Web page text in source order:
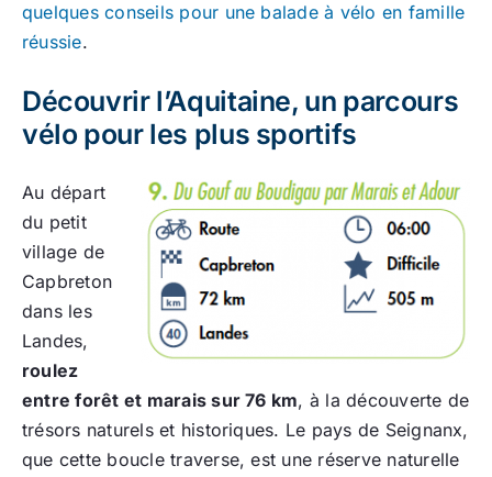
quelques conseils pour une balade à vélo en famille
réussie.
Découvrir l’Aquitaine, un parcours
vélo pour les plus sportifs
Au départ
du petit
village de
Capbreton
dans les
Landes,
roulez
entre forêt et marais sur 76 km, à la découverte de
trésors naturels et historiques. Le pays de Seignanx,
que cette boucle traverse, est une réserve naturelle